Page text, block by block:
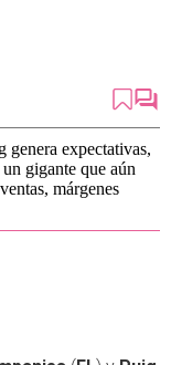
genera expectativas,
gigante que aún
márgenes